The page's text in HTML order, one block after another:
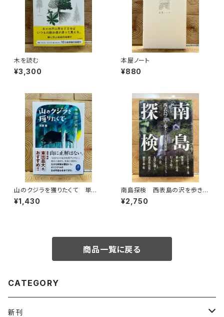
木を読む
¥3,300
本屋ノート
¥880
山のクジラを獲りたくて 単独
忍び猟記（文庫版）
¥1,430
南島探検 西表島の沢を歩きつ
くす
¥2,750
商品一覧に戻る
CATEGORY
新刊